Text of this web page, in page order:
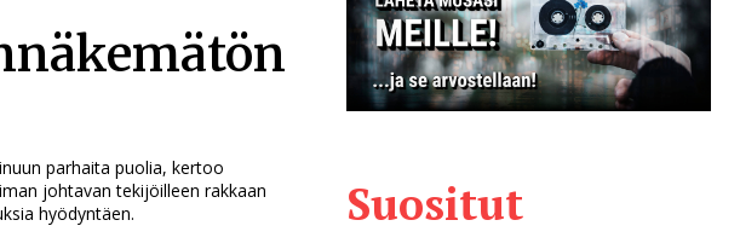
parhaita puolia, kertoo
johtavan tekijöilleen rakkaan
hyödyntäen.
Suositut